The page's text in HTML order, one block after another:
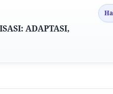
ADAPTASI,